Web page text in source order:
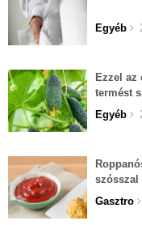
Egyéb
Ezzel az
termést
Egyéb
szósszal
Gasztro